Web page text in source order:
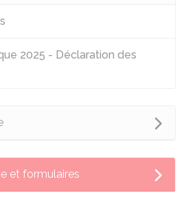
2025 - Déclaration des
et formulaires